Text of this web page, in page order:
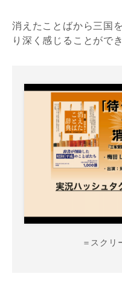
消えたことばから三国
り深く感じることがで
＝スクリ